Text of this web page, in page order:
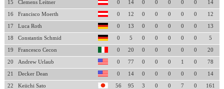
15 Clemens Leitner 0 14 0 0 0 0 0 14
16 Francisco Moerth 0 12 0 0 0 0 0 12
17 Luca Roth 0 13 0 0 0 0 0 13
18 Constantin Schmid 0 5 0 0 0 0 0 5
19 Francesco Cecon 0 20 0 0 0 0 0 20
20 Andrew Urlaub 0 77 0 0 0 1 0 78
21 Decker Dean 0 14 0 0 0 0 0 14
22 Keiichi Sato 56 95 3 0 0 7 0 161